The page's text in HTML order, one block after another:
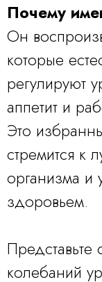
Почему
Он
которые
регулируют
аппетит и
Это
стремится к
организма и
здоровьем.
колебаний